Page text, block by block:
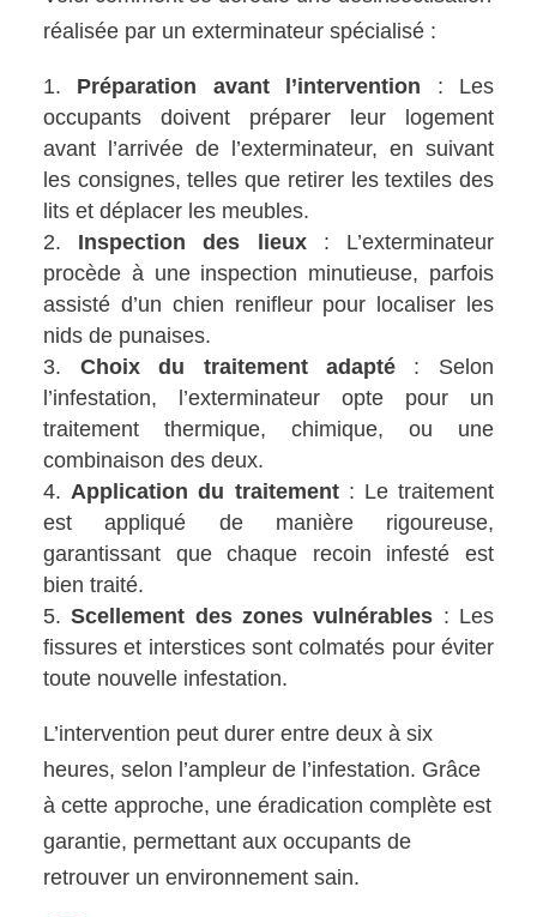
réalisée par un exterminateur spécialisé :
Préparation avant l’intervention : Les
occupants doivent préparer leur logement
avant l’arrivée de l’exterminateur, en suivant
les consignes, telles que retirer les textiles des
lits et déplacer les meubles.
Inspection des lieux: L’exterminateur
procède à une inspection minutieuse, parfois
assisté d’un chien renifleur pour localiser les
nids de punaises.
Choix du traitement adapté: Selon
l’infestation, l’exterminateur opte pour un
traitement thermique, chimique, ou une
combinaison des deux.
Application du traitement: Le traitement
est appliqué de manière rigoureuse,
garantissant que chaque recoin infesté est
bien traité.
Scellement des zones vulnérables : Les
fissures et interstices sont colmatés pour éviter
toute nouvelle infestation.
L’intervention peut durer entre deux à six
heures, selon l’ampleur de l’infestation. Grâce
à cette approche, une éradication complète est
garantie, permettant aux occupants de
retrouver un environnement sain.